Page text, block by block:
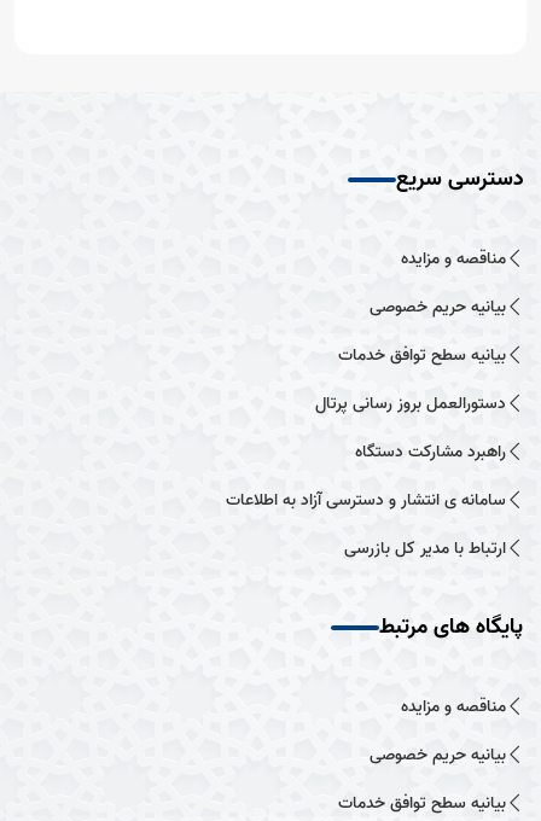
دسترسی سریع
مناقصه و مزایده
بیانیه حریم خصوصی
بیانیه سطح توافق خدمات
دستورالعمل بروز رسانی پرتال
راهبرد مشارکت دستگاه
سامانه ی انتشار و دسترسی آزاد به اطلاعات
ارتباط با مدیر کل بازرسی
پایگاه های مرتبط
مناقصه و مزایده
بیانیه حریم خصوصی
بیانیه سطح توافق خدمات